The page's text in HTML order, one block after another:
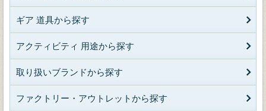
ギア 道具から探す
アクティビティ 用途から探す
取り扱いブランドから探す
ファクトリー・アウトレットから探す